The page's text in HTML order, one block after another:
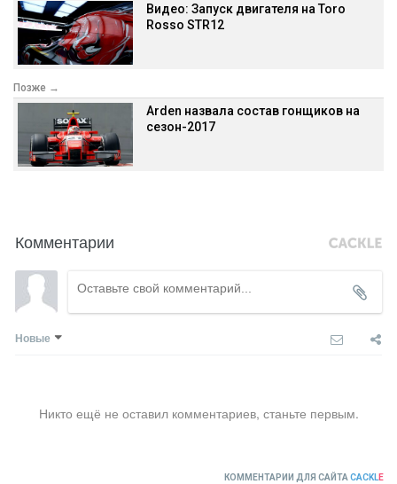
Видео: Запуск двигателя на Toro
Rosso STR12
Позже →
Arden назвала состав гонщиков на
сезон-2017
Комментарии
Новые
Никто ещё не оставил комментариев, станьте первым.
КОММЕНТАРИИ ДЛЯ САЙТА CACKLE